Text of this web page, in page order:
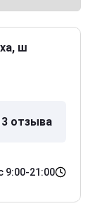
ш
отзыва
9:00-21:00